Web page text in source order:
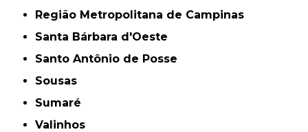
Região Metropolitana de Campinas
Santa Bárbara d'Oeste
Santo Antônio de Posse
Sousas
Sumaré
Valinhos